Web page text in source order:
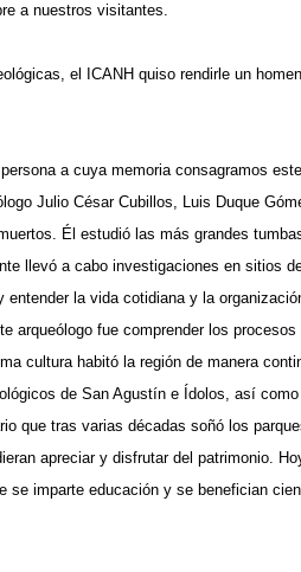
a nuestros visitantes.
el ICANH quiso rendirle un
a cuya memoria consagramos
Julio César Cubillos, Luis Duque
Él estudió las más grandes
llevó a cabo investigaciones en sitios
la vida cotidiana y la
arqueólogo fue comprender los
cultura habitó la región de manera
de San Agustín e Ídolos, así
que tras varias décadas soñó los
apreciar y disfrutar del patrimonio.
se imparte educación y se benefician